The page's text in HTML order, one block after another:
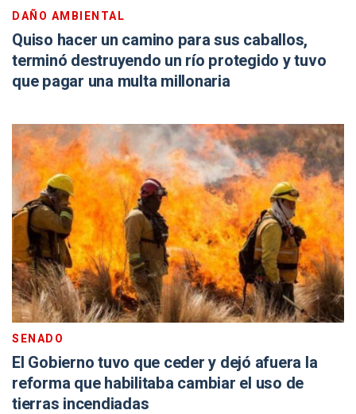
DAÑO AMBIENTAL
Quiso hacer un camino para sus caballos,
terminó destruyendo un río protegido y tuvo
que pagar una multa millonaria
SENADO
El Gobierno tuvo que ceder y dejó afuera la
reforma que habilitaba cambiar el uso de
tierras incendiadas